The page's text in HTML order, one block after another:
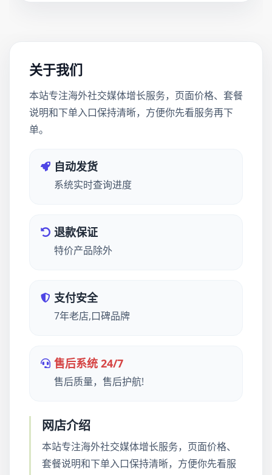
关于我们
本站专注海外社交媒体增长服务，页面价格、套餐
说明和下单入口保持清晰，方便你先看服务再下
单。
自动发货
系统实时查询进度
退款保证
特价产品除外
支付安全
7年老店,口碑品牌
售后系统 24/7
售后质量，售后护航!
网店介绍
本站专注海外社交媒体增长服务，页面价格、
套餐说明和下单入口保持清晰，方便你先看服